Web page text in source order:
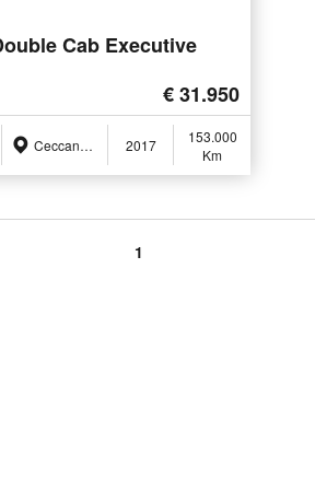
Cab Executive
€ 31.950
Ceccano (FR) 2017
153.000
Km
1